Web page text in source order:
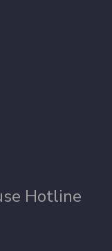
Hotline